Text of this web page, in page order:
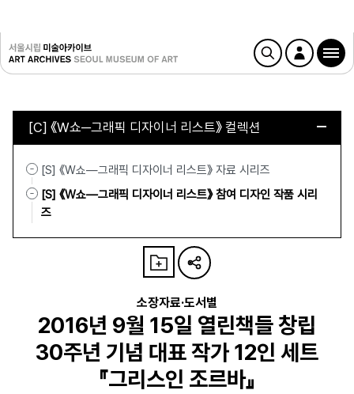
[C] 《W쇼─그래픽 디자이너 리스트》 컬렉션
[S] 《W쇼—그래픽 디자이너 리스트》 자료 시리즈
[S] 《W쇼—그래픽 디자이너 리스트》 참여 디자인 작품 시리
즈
소장자료·도서별
2016년 9월 15일 열린책들 창립
30주년 기념 대표 작가 12인 세트
『그리스인 조르바』